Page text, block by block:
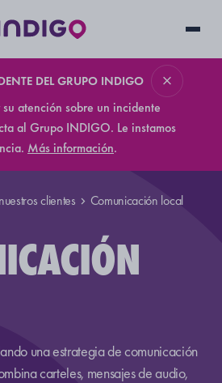
DEL GRUPO INDIGO
atención sobre un incidente
al Grupo INDIGO. Le instamos
Más información.
clientes Comunicación local
una estrategia de comunicación
carteles, mensajes de audio,